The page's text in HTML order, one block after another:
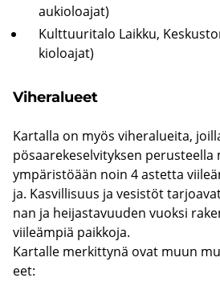
au­kio­loa­jat)
Kult­tuu­ri­ta­lo Laik­ku,
kio­loa­jat)
Vi­he­ra­lu­eet
Kar­tal­la on myös vi­he­ra­luei­ta,
pö­saa­re­ke­sel­vi­tyk­sen
ym­pä­ris­töään noin 4 as­tet­ta
ja. Kas­vil­li­suus ja ve­sis­töt
nan ja hei­jas­ta­vuu­den vuok­si
vii­leäm­piä paik­ko­ja.
Kar­tal­le mer­kit­ty­nä ovat muun
eet: